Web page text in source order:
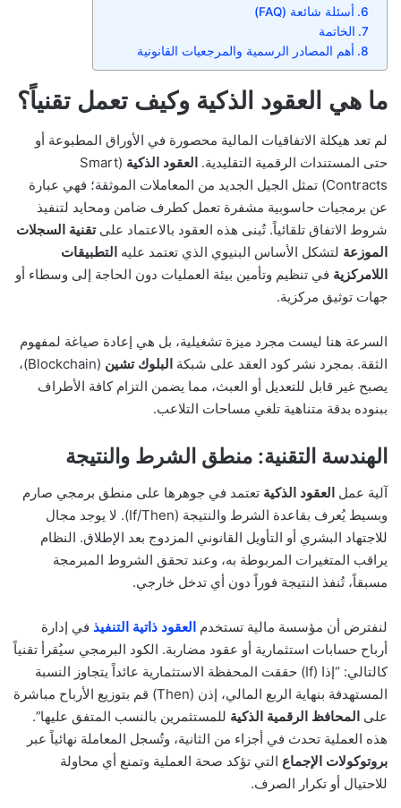
أسئلة شائعة (FAQ)
الخاتمة
أهم المصادر الرسمية والمرجعيات القانونية
ما هي العقود الذكية وكيف تعمل تقنياً؟
لم تعد هيكلة الاتفاقيات المالية محصورة في الأوراق المطبوعة أو
حتى المستندات الرقمية التقليدية. العقود الذكية (Smart
Contracts) تمثل الجيل الجديد من المعاملات الموثقة؛ فهي عبارة
عن برمجيات حاسوبية مشفرة تعمل كطرف ضامن ومحايد لتنفيذ
شروط الاتفاق تلقائياً. تُبنى هذه العقود بالاعتماد علىتقنية السجلات
الموزعة لتشكل الأساس البنيوي الذي تعتمد عليه التطبيقات
اللامركزية في تنظيم وتأمين بيئة العمليات دون الحاجة إلى وسطاء أو
جهات توثيق مركزية.
السرعة هنا ليست مجرد ميزة تشغيلية، بل هي إعادة صياغة لمفهوم
الثقة. بمجرد نشر كود العقد على شبكة البلوك تشين
(Blockchain)،
يصبح غير قابل للتعديل أو العبث، مما يضمن التزام كافة الأطراف
ببنوده بدقة متناهية تلغي مساحات التلاعب.
الهندسة التقنية: منطق الشرط والنتيجة
آلية عمل العقود الذكية تعتمد في جوهرها على منطق برمجي صارم
وبسيط يُعرف بقاعدة الشرط والنتيجة (If/Then). لا يوجد مجال
للاجتهاد البشري أو التأويل القانوني المزدوج بعد الإطلاق. النظام
يراقب المتغيرات المربوطة به، وعند تحقق الشروط المبرمجة
مسبقاً، تُنفذ النتيجة فوراً دون أي تدخل خارجي.
لنفترض أن مؤسسة مالية تستخدم العقود ذاتية التنفيذ في إدارة
أرباح حسابات استثمارية أو عقود مضاربة. الكود البرمجي سيُقرأ تقنياً
كالتالي: “إذا (If) حققت المحفظة الاستثمارية عائداً يتجاوز النسبة
المستهدفة بنهاية الربع المالي، إذن (Then) قم بتوزيع الأرباح مباشرة
على المحافظ الرقمية الذكية للمستثمرين بالنسب المتفق عليها”.
هذه العملية تحدث في أجزاء من الثانية، وتُسجل المعاملة نهائياً عبر
بروتوكولات الإجماع التي تؤكد صحة العملية وتمنع أي محاولة
للاحتيال أو تكرار الصرف.